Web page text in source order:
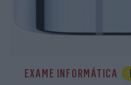
EXAME INFORMÁTICA